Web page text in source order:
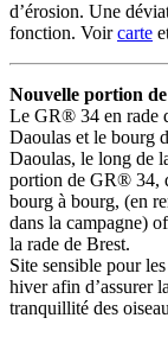
d’érosion. Une
fonction. Voircarte
Nouvelle portion
Le GR® 34 en rade
Daoulas et le bourg
Daoulas, le long de
portion de GR® 34,
bourg à bourg, (en
dans la campagne)
la rade de Brest.
Site sensible pour
hiver afin d’assurer
tranquillité des